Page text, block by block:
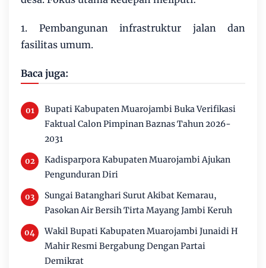
1. ‎‎Pembangunan infrastruktur jalan dan
fasilitas umum.
Baca juga:
Bupati Kabupaten Muarojambi Buka Verifikasi
Faktual Calon Pimpinan Baznas Tahun 2026-
2031
Kadisparpora Kabupaten Muarojambi Ajukan
Pengunduran Diri
Sungai Batanghari Surut Akibat Kemarau,
Pasokan Air Bersih Tirta Mayang Jambi Keruh
Wakil Bupati Kabupaten Muarojambi Junaidi H
Mahir Resmi Bergabung Dengan Partai
Demikrat